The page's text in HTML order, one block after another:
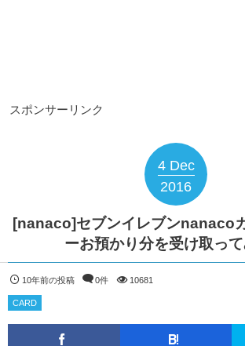
スポンサーリンク
4 Dec
2016
[nanaco]セブンイレブンnanaco
ーお預かり分を受け取っ
10年前の投稿 0件 10681
CARD